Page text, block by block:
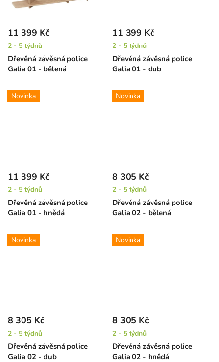
Dřevěná závěsná police
Galia 01 - bělená
11 399 Kč
2 - 5 týdnů
Dřevěná závěsná police
Galia 01 - dub
11 399 Kč
2 - 5 týdnů
Novinka
Dřevěná závěsná police
Galia 01 - hnědá
11 399 Kč
2 - 5 týdnů
Novinka
Dřevěná závěsná police
Galia 02 - bělená
8 305 Kč
2 - 5 týdnů
Novinka
Dřevěná závěsná police
Galia 02 - dub
8 305 Kč
2 - 5 týdnů
Novinka
Dřevěná závěsná police
Galia 02 - hnědá
8 305 Kč
2 - 5 týdnů